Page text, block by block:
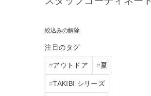
絞込みの解除
注目のタグ
アウトドア 夏
TAKIBI シリーズ